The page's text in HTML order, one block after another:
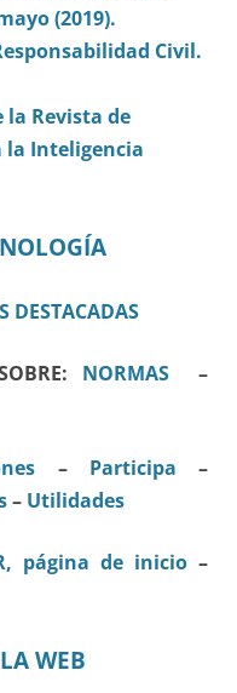
(2019).
Civil.
Revista de
la Inteligencia
DESTACADAS
NORMAS –
– Participa –
– Utilidades
página de inicio –
WEB